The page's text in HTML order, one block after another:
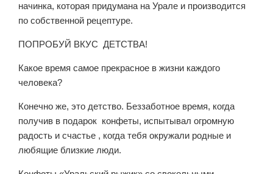
начинка, которая придумана на Урале и производится
по собственной рецептуре.
ПОПРОБУЙ ВКУС ДЕТСТВА!
Какое время самое прекрасное в жизни каждого
человека?
Конечно же, это детство. Беззаботное время, когда
получив в подарок конфеты, испытывал огромную
радость и счастье , когда тебя окружали родные и
любящие близкие люди.